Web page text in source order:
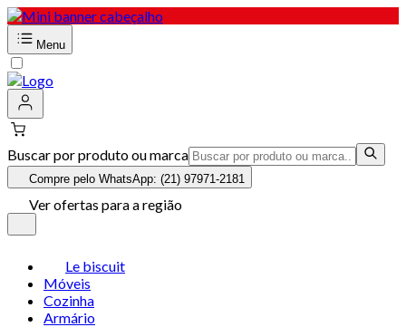
Menu
Buscar por produto ou marca
Compre pelo WhatsApp: (21) 97971-2181
Ver ofertas para a região
Le biscuit
Móveis
Cozinha
Armário